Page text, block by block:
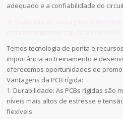
adequado e a confiabilidade do
Temos tecnologia de ponta e
importância ao treinamento e
oferecemos oportunidades de
Vantagens da PCB rígida:
1. Durabilidade: As PCBs rígidas são
níveis mais altos de estresse e
flexíveis.